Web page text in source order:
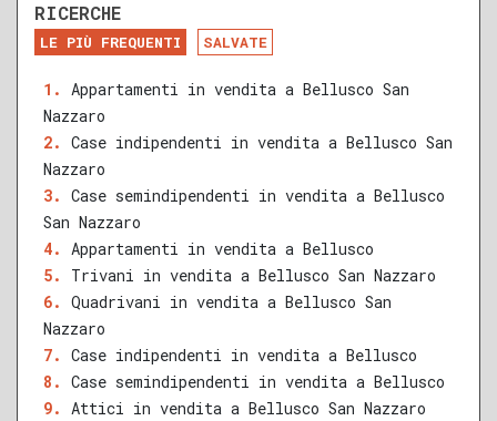
DA RISTRUTTURARE
NUOVA COSTRUZIONE
RECENTE
RISTRUTTURATO
QUALSIASI SUPERFICIE
A B
RICERCHE
LE PIÙ FREQUENTI SALVATE
Appartamenti in vendita a Bellusco San
Nazzaro
Case indipendenti in vendita a Bellusco San
Nazzaro
Case semindipendenti in vendita a Bellusco
San Nazzaro
Appartamenti in vendita a Bellusco
Trivani in vendita a Bellusco San Nazzaro
Quadrivani in vendita a Bellusco San
Nazzaro
Case indipendenti in vendita a Bellusco
Case semindipendenti in vendita a Bellusco
Attici in vendita a Bellusco San Nazzaro